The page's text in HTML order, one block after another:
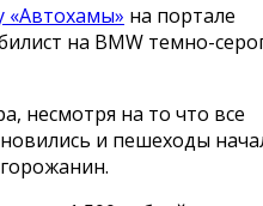
«Автохамы» на портале
на BMW темно-
несмотря на то что все
и пешеходы